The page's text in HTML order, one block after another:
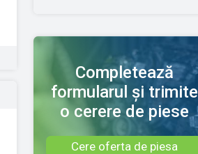
Completează
formularul și trimite
o cerere de piese
Cere oferta de piesa